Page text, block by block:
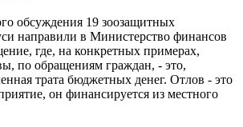
обсуждения 19 зоозащитных
направили в Министерство финансов
где, на конкретных примерах,
по обращениям граждан, - это,
трата бюджетных денег. Отлов - это
он финансируется из местного